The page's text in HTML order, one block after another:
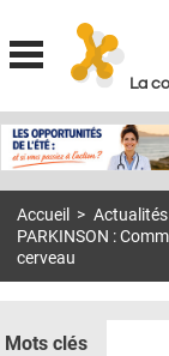
La
MON COMPTE
S'ABONNER À LA
Accueil > Actualités
PARKINSON :
cerveau
Mots clés